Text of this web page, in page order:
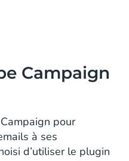
Campaign
pour
à ses
d’utiliser le plugin